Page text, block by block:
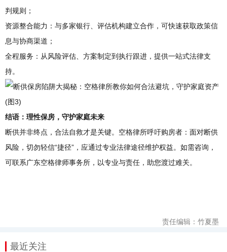
判规则；
资源整合能力：与多家银行、评估机构建立合作，可快速获取政策信
息与协商渠道；
全程服务：从风险评估、方案制定到执行跟进，提供一站式法律支
持。
结语：理性保房，守护家庭未来
断供并非终点，合法自救才是关键。空格律所呼吁购房者：面对断供
风险，切勿轻信“捷径”，应通过专业法律途径维护权益。如需咨询，
可联系广东空格律师事务所，以专业与责任，助您渡过难关。
责任编辑：竹夏墨
最近关注